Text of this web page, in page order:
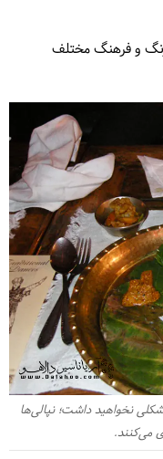
و فرهنگ مختلف
نخواهید داشت؛ نپالی‌ها
می‌کنند.